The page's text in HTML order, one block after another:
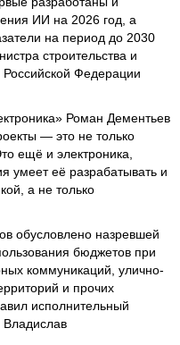
ИИ на 2026 год, а
на период до 2030
строительства и
Федерации
Роман Дементьев
— это не только
ещё и электроника,
умеет её разрабатывать и
а не только
обусловлено назревшей
бюджетов при
коммуникаций, улично-
и прочих
исполнительный
Владислав